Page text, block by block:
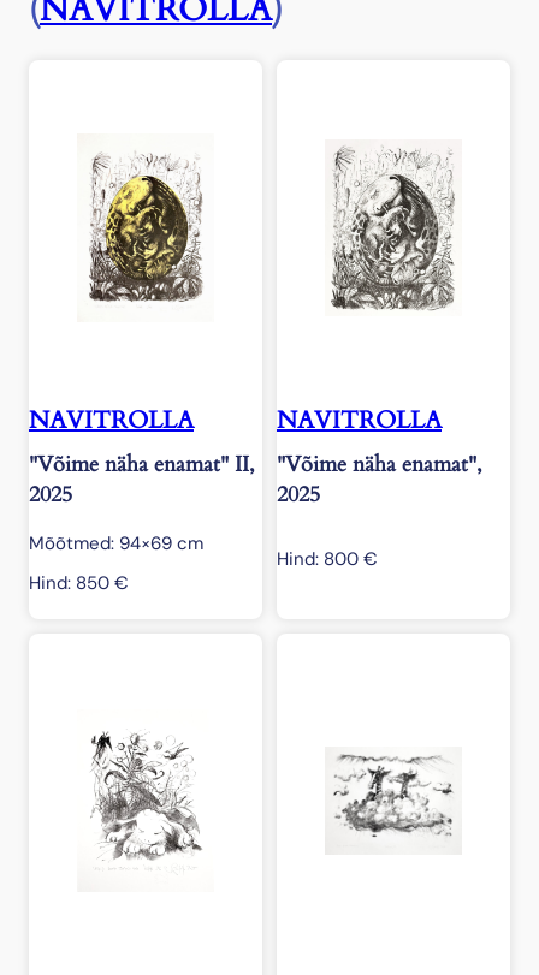
g
(NAVITROLLA)
NAVITROLLA
"Võime näha enamat" II,
2025
Mõõtmed: 94×69 cm
Hind: 850 €
NAVITROLLA
"Võime näha enamat",
2025
Hind: 800 €